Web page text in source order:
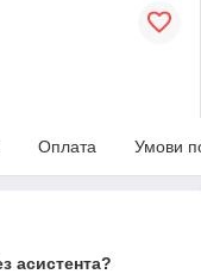
Оплата Умови
асистента?